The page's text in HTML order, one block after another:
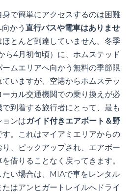
で簡単にアクセスするのは困難
かう 直行バスや電車はありませ
ほとんど到達していません。冬季
ら4月初旬頃）に、ホムステッド
ムエリアへ向かう無料の季節限
いますが、空港からホムステッ
ーカル交通機関での乗り換えが必
到着する旅行者にとって、最も
ョンはガイド付きエアボート＆野
す。これはマイアミエリアからの
、ピックアップされ、エアボー
借りることなく戻ってきます。
たい場合は、MIAで車をレンタル
はアンヒガートレイルへドライ